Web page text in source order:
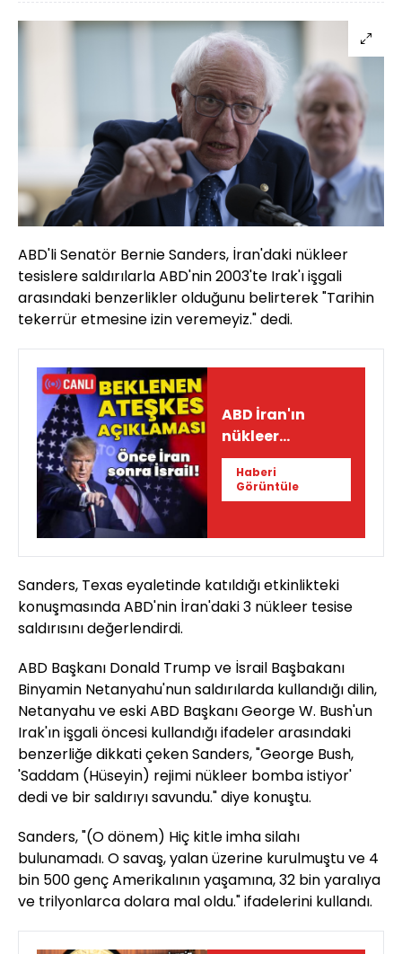
ABD'li Senatör Bernie Sanders, İran'daki nükleer
tesislere saldırılarla ABD'nin 2003'te Irak'ı işgali
arasındaki benzerlikler olduğunu belirterek "Tarihin
tekerrür etmesine izin veremeyiz." dedi.
ABD İran'ın
nükleer
tesislerine
saldırdı! İsrail-
İran hattında
Haberi
Görüntüle
Sanders, Texas eyaletinde katıldığı etkinlikteki
konuşmasında ABD'nin İran'daki 3 nükleer tesise
saldırısını değerlendirdi.
ABD Başkanı Donald Trump ve İsrail Başbakanı
Binyamin Netanyahu'nun saldırılarda kullandığı dilin,
Netanyahu ve eski ABD Başkanı George W. Bush'un
Irak'ın işgali öncesi kullandığı ifadeler arasındaki
benzerliğe dikkati çeken Sanders, "George Bush,
'Saddam (Hüseyin) rejimi nükleer bomba istiyor'
dedi ve bir saldırıyı savundu." diye konuştu.
Sanders, "(O dönem) Hiç kitle imha silahı
bulunamadı. O savaş, yalan üzerine kurulmuştu ve 4
bin 500 genç Amerikalının yaşamına, 32 bin yaralıya
ve trilyonlarca dolara mal oldu." ifadelerini kullandı.